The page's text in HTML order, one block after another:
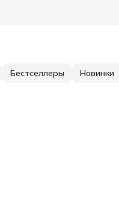
Бестселлеры Новинки